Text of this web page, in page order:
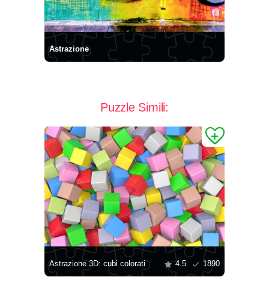
Astrazione
Puzzle Simili:
Astrazione 3D: cubi colorati 4.5 1890